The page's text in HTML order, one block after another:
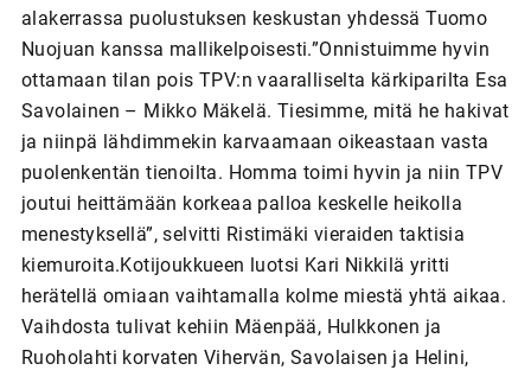
alakerrassa puolustuksen keskustan yhdessä Tuomo
Nuojuan kanssa mallikelpoisesti.”Onnistuimme hyvin
ottamaan tilan pois TPV:n vaaralliselta kärkiparilta Esa
Savolainen – Mikko Mäkelä. Tiesimme, mitä he hakivat
ja niinpä lähdimmekin karvaamaan oikeastaan vasta
puolenkentän tienoilta. Homma toimi hyvin ja niin TPV
joutui heittämään korkeaa palloa keskelle heikolla
menestyksellä”, selvitti Ristimäki vieraiden taktisia
kiemuroita.Kotijoukkueen luotsi Kari Nikkilä yritti
herätellä omiaan vaihtamalla kolme miestä yhtä aikaa.
Vaihdosta tulivat kehiin Mäenpää, Hulkkonen ja
Ruoholahti korvaten Vihervän, Savolaisen ja Helini,